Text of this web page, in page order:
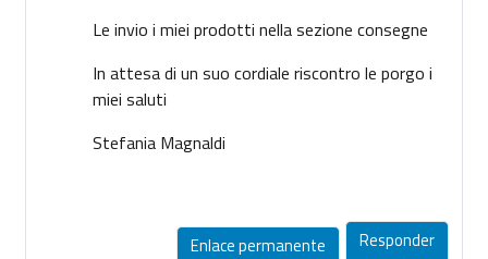
Le invio i miei prodotti nella sezione consegne
In attesa di un suo cordiale riscontro le porgo i
miei saluti
Stefania Magnaldi
Enlace permanente Responder